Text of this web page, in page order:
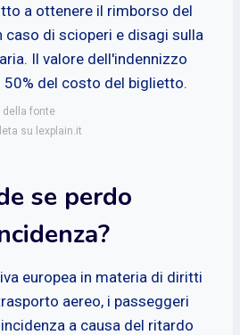
a ottenere il rimborso del
di scioperi e disagi sulla
Il valore dell'indennizzo
50% del costo del biglietto.
della fonte
su lexplain.it
se perdo
europea in materia di diritti
aereo, i passeggeri
a causa del ritardo